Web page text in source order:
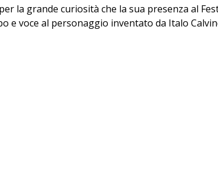
la grande curiosità che la sua presenza al
e voce al personaggio inventato da Italo